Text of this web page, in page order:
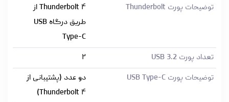
توضیحات پورت Thunderbolt
Thunderbolt ۴ از
طریق درگاه USB
Type-C
تعداد پورت USB 3.2
۲
توضیحات پورت USB Type-C
دو عدد (پشتیبانی از
Thunderbolt ۴)